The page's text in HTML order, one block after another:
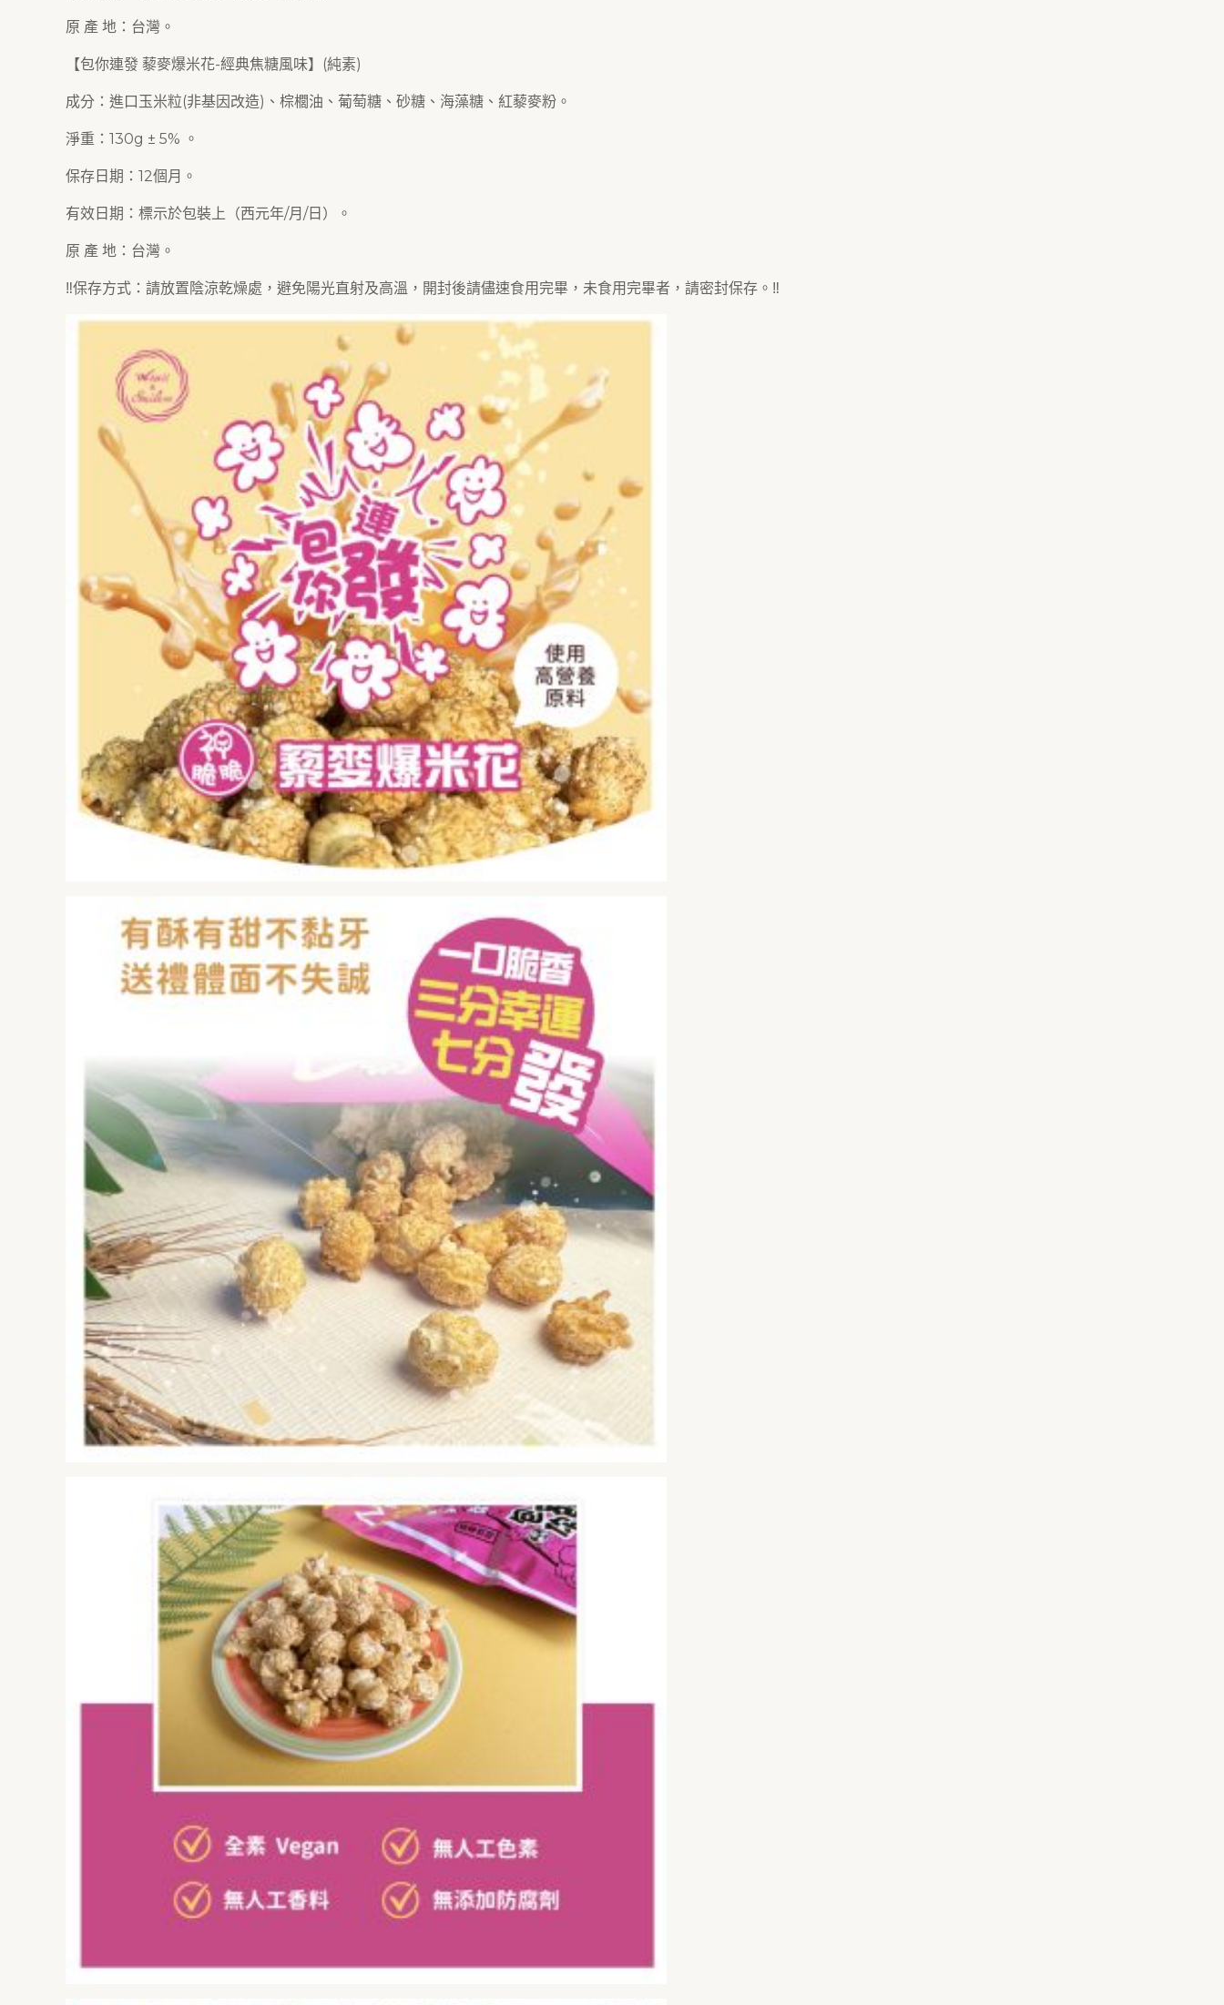
原 產 地：台灣。
【包你連發 藜麥爆米花-經典焦糖風味】(純素)
成分：進口玉米粒(非基因改造)、棕櫚油、葡萄糖、砂糖、海藻糖、紅藜麥粉。
淨重：130g ± 5% 。
保存日期：12個月。
有效日期：標示於包裝上（西元年/月/日）。
原 產 地：台灣。
‼️保存方式：請放置陰涼乾燥處，避免陽光直射及高溫，開封後請儘速食用完畢，未食用完畢者，請密封保存。‼️